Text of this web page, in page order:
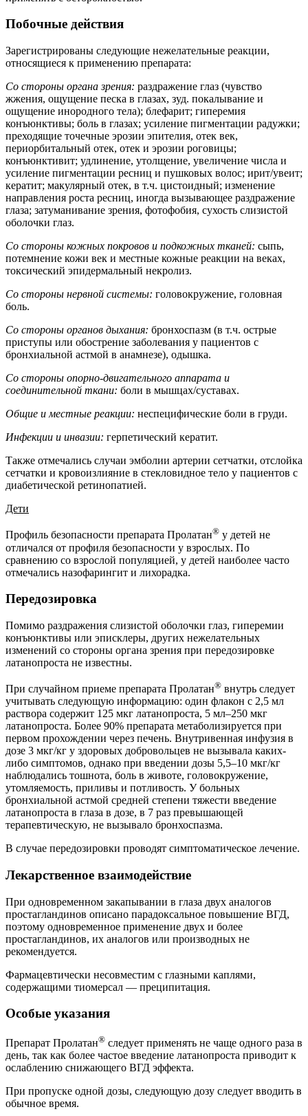
Побочные действия
Зарегистрированы следующие нежелательные реакции,
относящиеся к применению препарата:
Со стороны органа зрения: раздражение глаз (чувство
жжения, ощущение песка в глазах, зуд. покалывание и
ощущение инородного тела); блефарит; гиперемия
конъюнктивы; боль в глазах; усиление пигментации радужки;
преходящие точечные эрозии эпителия, отек век,
периорбитальный отек, отек и эрозии роговицы;
конъюнктивит; удлинение, утолщение, увеличение числа и
усиление пигментации ресниц и пушковых волос; ирит/увеит;
кератит; макулярный отек, в т.ч. цистоидный; изменение
направления роста ресниц, иногда вызывающее раздражение
глаза; затуманивание зрения, фотофобия, сухость слизистой
оболочки глаз.
Со стороны кожных покровов и подкожных тканей: сыпь,
потемнение кожи век и местные кожные реакции на веках,
токсический эпидермальный некролиз.
Со стороны нервной системы: головокружение, головная
боль.
Со стороны органов дыхания: бронхоспазм (в т.ч. острые
приступы или обострение заболевания у пациентов с
бронхиальной астмой в анамнезе), одышка.
Со стороны опорно-двигательного аппарата и
соединительной ткани: боли в мышцах/суставах.
Общие и местные реакции: неспецифические боли в груди.
Инфекции и инвазии: герпетический кератит.
Также отмечались случаи эмболии артерии сетчатки, отслойка
сетчатки и кровоизлияние в стекловидное тело у пациентов с
диабетической ретинопатией.
Дети
Профиль безопасности препарата Пролатан® у детей не
отличался от профиля безопасности у взрослых. По
сравнению со взрослой популяцией, у детей наиболее часто
отмечались назофарингит и лихорадка.
Передозировка
Помимо раздражения слизистой оболочки глаз, гиперемии
конъюнктивы или эписклеры, других нежелательных
изменений со стороны органа зрения при передозировке
латанопроста не известны.
При случайном приеме препарата Пролатан® внутрь следует
учитывать следующую информацию: один флакон с 2,5 мл
раствора содержит 125 мкг латанопроста, 5 мл–250 мкг
латанопроста. Более 90% препарата метаболизируется при
первом прохождении через печень. Внутривенная инфузия в
дозе 3 мкг/кг у здоровых добровольцев не вызывала каких-
либо симптомов, однако при введении дозы 5,5–10 мкг/кг
наблюдались тошнота, боль в животе, головокружение,
утомляемость, приливы и потливость. У больных
бронхиальной астмой средней степени тяжести введение
латанопроста в глаза в дозе, в 7 раз превышающей
терапевтическую, не вызывало бронхоспазма.
В случае передозировки проводят симптоматическое лечение.
Лекарственное взаимодействие
При одновременном закапывании в глаза двух аналогов
простагландинов описано парадоксальное повышение ВГД,
поэтому одновременное применение двух и более
простагландинов, их аналогов или производных не
рекомендуется.
Фармацевтически несовместим с глазными каплями,
содержащими тиомерсал — преципитация.
Особые указания
Препарат Пролатан® следует применять не чаще одного раза в
день, так как более частое введение латанопроста приводит к
ослаблению снижающего ВГД эффекта.
При пропуске одной дозы, следующую дозу следует вводить в
обычное время.